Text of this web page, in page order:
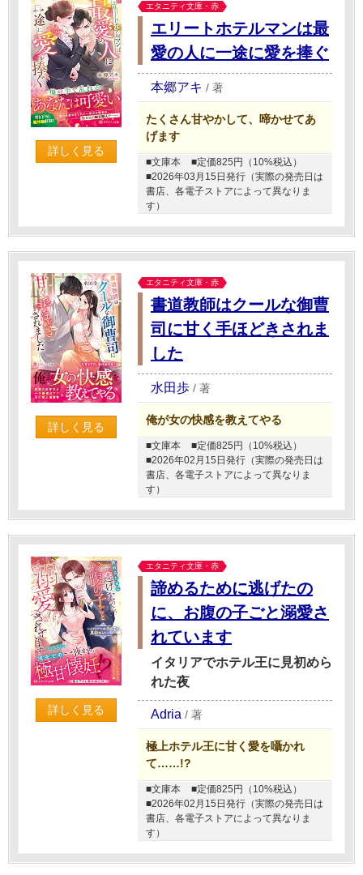
詳しく見る
エタニティ文庫・赤
エリートホテルマンは最
愛の人に一途に愛を捧ぐ
本郷アキ / 著
たくさん甘やかして、啼かせてあ
げます
■文庫本
■定価825円（10%税込）
■2026年03月15日発行（実際の発売日は
書店、各電子ストアによって異なりま
す）
詳しく見る
エタニティ文庫・赤
書道教師はクールな御曹
司に甘く手ほどきされま
した
水田歩 / 著
俺が女の快感を教えてやる
■文庫本
■定価825円（10%税込）
■2026年02月15日発行（実際の発売日は
書店、各電子ストアによって異なりま
す）
詳しく見る
エタニティ文庫・赤
諦めるために逃げたの
に、お腹の子ごと溺愛さ
れています
イタリアでホテル王に見初めら
れた夜
Adria / 著
極上ホテル王に甘く愛を囁かれ
て……!?
■文庫本
■定価825円（10%税込）
■2026年02月15日発行（実際の発売日は
書店、各電子ストアによって異なりま
す）